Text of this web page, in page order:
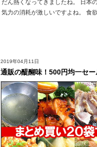
だん熱くなってきましたね。 日本
気力の消耗が激しいですよね。 食
2019年04月11日
通販の醍醐味！500円均一セ